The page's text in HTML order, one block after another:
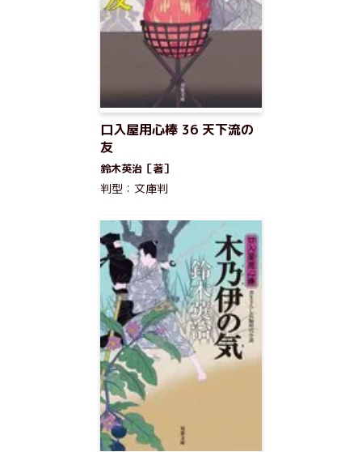
口入屋用心棒 36 天下流の
友
鈴木英治［著］
判型：文庫判